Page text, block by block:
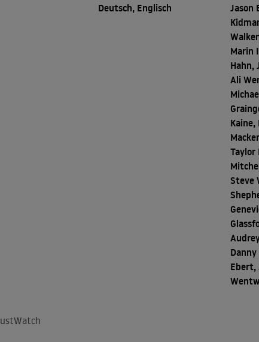
Deutsch, Englisch
Jason
Marin
Hahn,
Ali
Taylor
Steve
Ebert,